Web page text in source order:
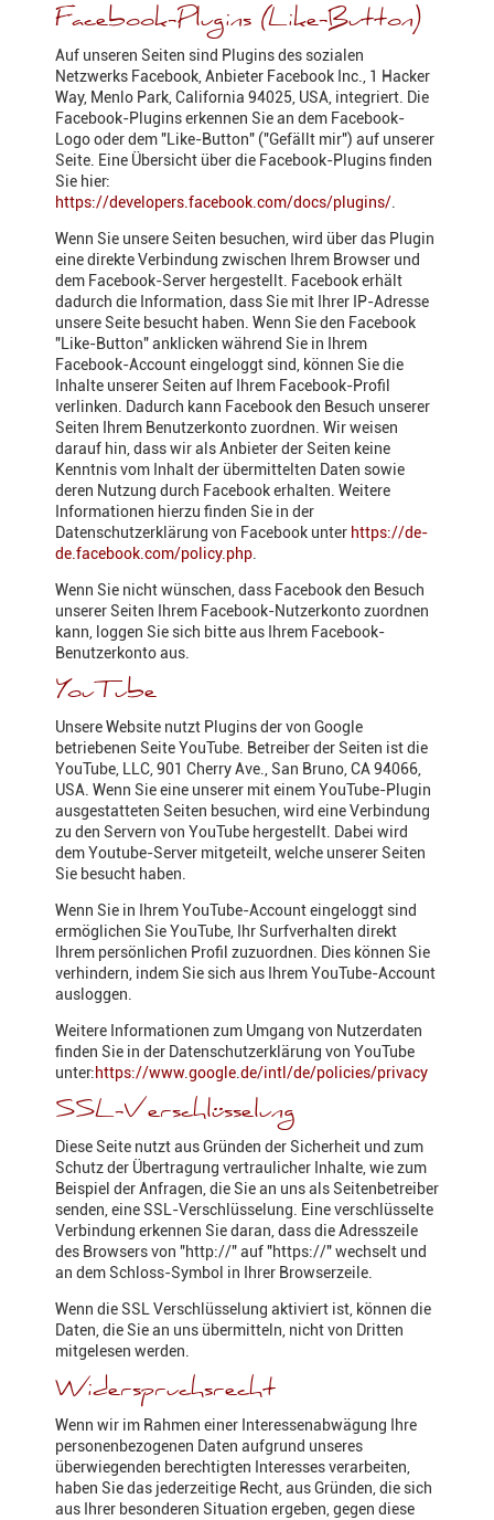
Facebook-Plugins (Like-Button)
Auf unseren Seiten sind Plugins des sozialen
Netzwerks Facebook, Anbieter Facebook Inc., 1 Hacker
Way, Menlo Park, California 94025, USA, integriert. Die
Facebook-Plugins erkennen Sie an dem Facebook-
Logo oder dem "Like-Button" ("Gefällt mir") auf unserer
Seite. Eine Übersicht über die Facebook-Plugins finden
Sie hier:
https://developers.facebook.com/docs/plugins/
Wenn Sie unsere Seiten besuchen, wird über das Plugin
eine direkte Verbindung zwischen Ihrem Browser und
dem Facebook-Server hergestellt. Facebook erhält
dadurch die Information, dass Sie mit Ihrer IP-Adresse
unsere Seite besucht haben. Wenn Sie den Facebook
"Like-Button" anklicken während Sie in Ihrem
Facebook-Account eingeloggt sind, können Sie die
Inhalte unserer Seiten auf Ihrem Facebook-Profil
verlinken. Dadurch kann Facebook den Besuch unserer
Seiten Ihrem Benutzerkonto zuordnen. Wir weisen
darauf hin, dass wir als Anbieter der Seiten keine
Kenntnis vom Inhalt der übermittelten Daten sowie
deren Nutzung durch Facebook erhalten. Weitere
Informationen hierzu finden Sie in der
Datenschutzerklärung von Facebook unter https://de-
de.facebook.com/policy.php
Wenn Sie nicht wünschen, dass Facebook den Besuch
unserer Seiten Ihrem Facebook-Nutzerkonto zuordnen
kann, loggen Sie sich bitte aus Ihrem Facebook-
Benutzerkonto aus.
YouTube
Unsere Website nutzt Plugins der von Google
betriebenen Seite YouTube. Betreiber der Seiten ist die
YouTube, LLC, 901 Cherry Ave., San Bruno, CA 94066,
USA. Wenn Sie eine unserer mit einem YouTube-Plugin
ausgestatteten Seiten besuchen, wird eine Verbindung
zu den Servern von YouTube hergestellt. Dabei wird
dem Youtube-Server mitgeteilt, welche unserer Seiten
Sie besucht haben.
Wenn Sie in Ihrem YouTube-Account eingeloggt sind
ermöglichen Sie YouTube, Ihr Surfverhalten direkt
Ihrem persönlichen Profil zuzuordnen. Dies können Sie
verhindern, indem Sie sich aus Ihrem YouTube-Account
ausloggen.
Weitere Informationen zum Umgang von Nutzerdaten
finden Sie in der Datenschutzerklärung von YouTube
unter:https://www.google.de/intl/de/policies/privacy
SSL-Verschlüsselung
Diese Seite nutzt aus Gründen der Sicherheit und zum
Schutz der Übertragung vertraulicher Inhalte, wie zum
Beispiel der Anfragen, die Sie an uns als Seitenbetreiber
senden, eine SSL-Verschlüsselung. Eine verschlüsselte
Verbindung erkennen Sie daran, dass die Adresszeile
des Browsers von "http://" auf "https://" wechselt und
an dem Schloss-Symbol in Ihrer Browserzeile.
Wenn die SSL Verschlüsselung aktiviert ist, können die
Daten, die Sie an uns übermitteln, nicht von Dritten
mitgelesen werden.
Widerspruchsrecht
Wenn wir im Rahmen einer Interessenabwägung Ihre
personenbezogenen Daten aufgrund unseres
überwiegenden berechtigten Interesses verarbeiten,
haben Sie das jederzeitige Recht, aus Gründen, die sich
aus Ihrer besonderen Situation ergeben, gegen diese